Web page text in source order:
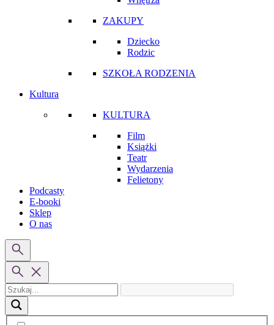
ZAKUPY
Dziecko
Rodzic
SZKOŁA RODZENIA
Kultura
KULTURA
Film
Książki
Teatr
Wydarzenia
Felietony
Podcasty
E-booki
Sklep
O nas